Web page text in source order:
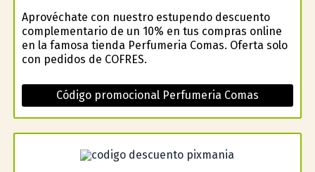
Aprovéchate con nuestro estupendo descuento
complementario de un 10% en tus compras online
en la famosa tienda Perfumeria Comas. Oferta solo
con pedidos de COFRES.
Código promocional Perfumeria Comas